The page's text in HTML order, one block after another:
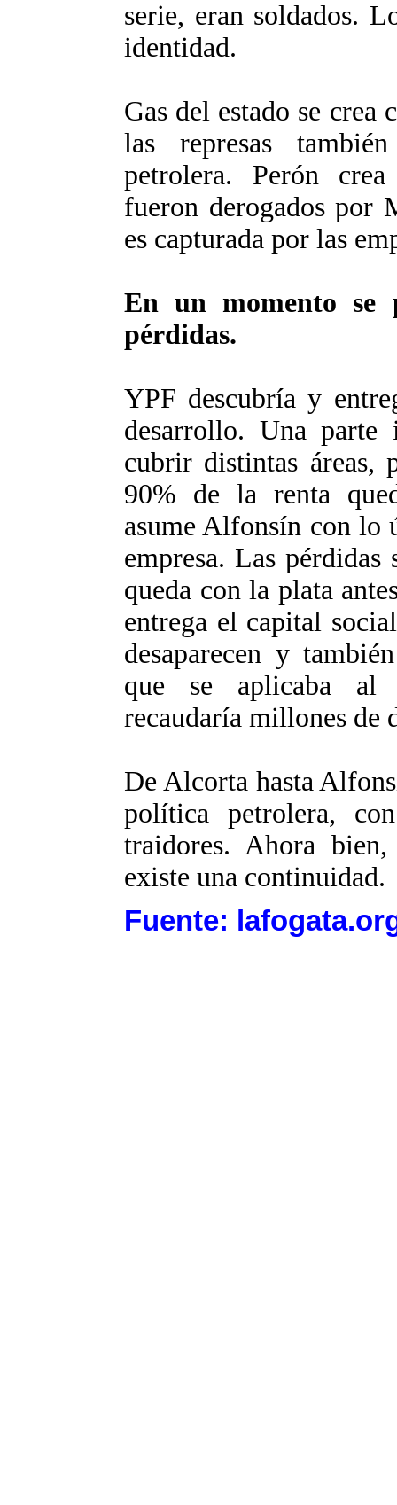
serie, eran soldados.
identidad.
Gas del estado se crea
las represas
petrolera. Perón
fueron derogados por
es capturada por las
En un momento se
pérdidas.
YPF descubría y
desarrollo. Una
cubrir distintas áreas,
90% de la renta
asume Alfonsín con lo
empresa. Las pérdidas
queda con la plata
entrega el capital
desaparecen y
que se aplicaba al
recaudaría millones de
De Alcorta hasta
política petrolera,
traidores. Ahora
existe una continuidad.
Fuente: